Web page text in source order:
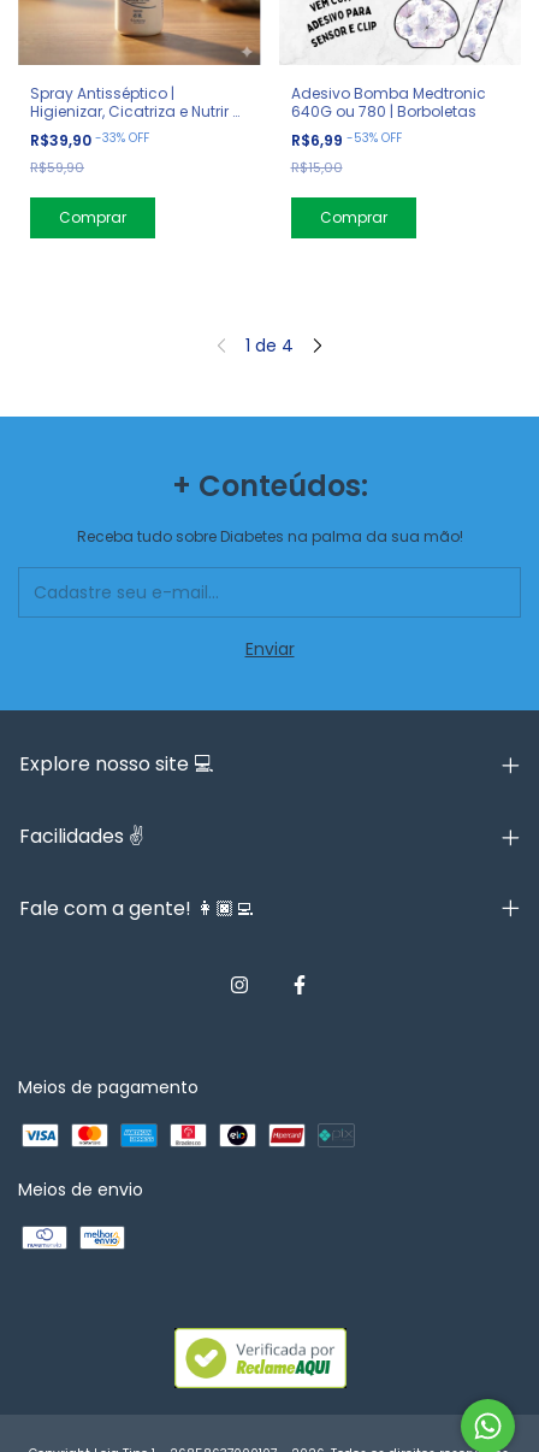
Spray Antisséptico |
Higienizar, Cicatriza e Nutrir a
Pele
R$39,90 -33% OFF
R$59,90
Adesivo Bomba Medtronic
640G ou 780 | Borboletas
R$6,99 -53% OFF
R$15,00
1 de 4
+ Conteúdos:
Receba tudo sobre Diabetes na palma da sua mão!
Explore nosso site 💻
Facilidades ✌️
Fale com a gente! 👩🏿‍💻
Meios de pagamento
Meios de envio